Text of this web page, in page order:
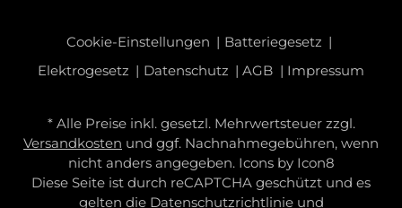
Cookie-Einstellungen
Batteriegesetz
Elektrogesetz
Datenschutz AGB Impressum
* Alle Preise inkl. gesetzl. Mehrwertsteuer zzgl.
Versandkosten und ggf. Nachnahmegebühren, wenn
nicht anders angegeben. Icons by Icon8
Diese Seite ist durch reCAPTCHA geschützt und es
gelten die Datenschutzrichtlinieund